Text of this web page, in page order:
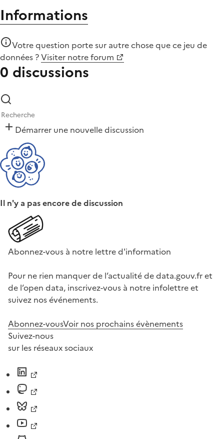
Informations
Votre question porte sur autre chose quece jeu de
données ?Visiter notre forum
0 discussions
Démarrer une nouvelle discussion
Il n'y a pas encore de discussion
Abonnez-vous à notre lettre d'information
Pour ne rien manquer de l’actualité de data.gouv.fr et
de l’open data, inscrivez-vous à notre infolettre et
suivez nos événements.
Abonnez-vousVoir nos prochains évènements
Suivez-nous
sur les réseaux sociaux